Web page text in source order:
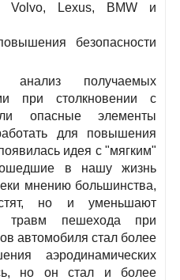
Volvo, Lexus, BMW и
безопасности
анализ получаемых
при столкновении с
опасные элементы
для повышения
идея с "мягким"
в нашу жизнь
мнению большинства,
но и уменьшают
травм пешехода при
автомобиля стал более
аэродинамических
но он стал и более